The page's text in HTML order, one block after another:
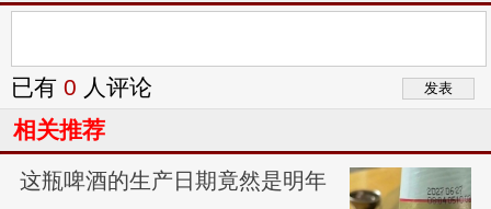
已有 0 人评论
相关推荐
这瓶啤酒的生产日期竟然是明年